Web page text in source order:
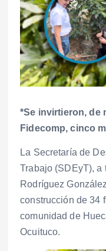
*Se invirtieron, de
Fidecomp, cinco
La Secretaría de
Trabajo (SDEyT), a
Rodríguez
construcción de 34
comunidad de
Ocuituco.